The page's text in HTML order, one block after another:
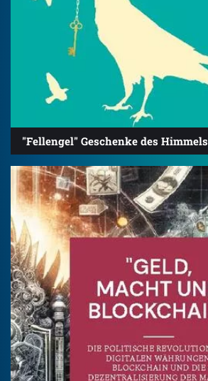
"Fellengel" Geschenke des Himmels